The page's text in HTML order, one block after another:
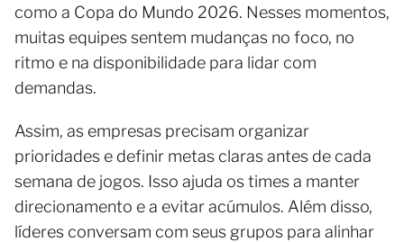
como a Copa do Mundo 2026. Nesses momentos,
muitas equipes sentem mudanças no foco, no
ritmo e na disponibilidade para lidar com
demandas.
Assim, as empresas precisam organizar
prioridades e definir metas claras antes de cada
semana de jogos. Isso ajuda os times a manter
direcionamento e a evitar acúmulos. Além disso,
líderes conversam com seus grupos para alinhar